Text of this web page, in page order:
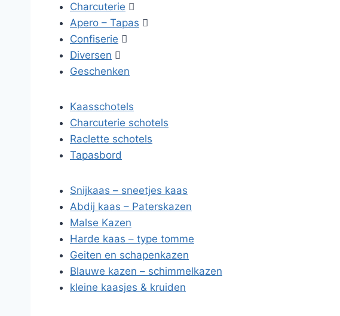
Charcuterie 
Apero – Tapas 
Confiserie 
Diversen 
Geschenken
Kaasschotels
Charcuterie schotels
Raclette schotels
Tapasbord
Snijkaas – sneetjes kaas
Abdij kaas – Paterskazen
Malse Kazen
Harde kaas – type tomme
Geiten en schapenkazen
Blauwe kazen – schimmelkazen
kleine kaasjes & kruiden